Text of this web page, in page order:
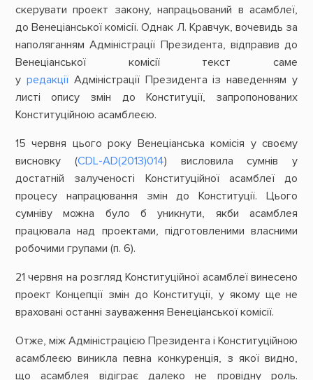
скерувати проект закону, напрацьований в асамблеї,
до Венеціанської комісії. Однак Л. Кравчук, вочевидь за
наполяганням Адміністрації Президента, відправив до
Венеціанської комісії текст саме
у редакціїАдміністрації Президента із наведенням у
листі опису змін до Конституції, запропонованих
Конституційною асамблеєю.
15 червня цього року Венеціанська комісія у своєму
висновку (CDL-AD(2013)014) висловила сумнів у
достатній залученості Конституційної асамблеї до
процесу напрацювання змін до Конституції. Цього
сумніву можна було б уникнути, якби асамблея
працювала над проектами, підготовленими власними
робочими групами (п. 6).
21 червня на розгляд Конституційної асамблеї винесено
проект Концепції змін до Конституції, у якому ще не
враховані останні зауваження Венеціанської комісії.
Отже, між Адміністрацією Президента і Конституційною
асамблеєю виникла певна конкуренція, з якої видно,
що асамблея відіграє далеко не провідну роль.